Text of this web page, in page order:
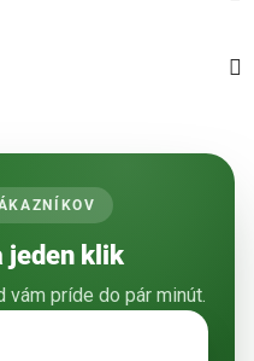
jeden klik
príde do pár minút.